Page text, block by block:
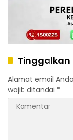
Tinggalkan
Alamat email
wajib ditandai *